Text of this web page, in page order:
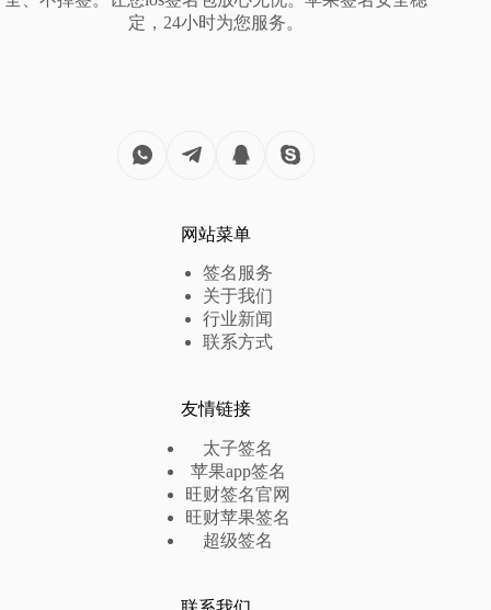
定，24小时为您服务。
网站菜单
签名服务
关于我们
行业新闻
联系方式
友情链接
太子签名
苹果app签名
旺财签名官网
旺财苹果签名
超级签名